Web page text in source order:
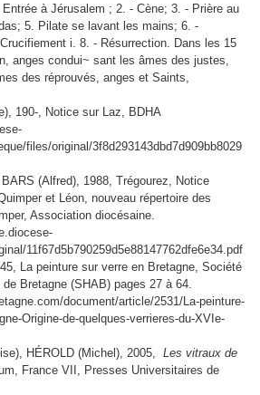
à Jérusalem ; 2. - Cène; 3. - Prière au
5. Pilate se lavant les mains; 6. -
i. 8. - Résurrection. Dans les 15
anges condui~ sant les âmes des justes,
des réprouvés, anges et Saints,
190-, Notice sur Laz, BDHA
files/original/3f8d293143dbd7d909bb8029
(Alfred), 1988, Trégourez, Notice
et Léon, nouveau répertoire des
Association diocésaine.
11f67d5b790259d5e88147762dfe6e34.pdf
La peinture sur verre en Bretagne, Société
Bretagne (SHAB) pages 27 à 64.
document/article/2531/La-peinture-
Origine-de-quelques-verrieres-du-XVIe-
HÉROLD (Michel), 2005,
Les vitraux de
France VII, Presses Universitaires de